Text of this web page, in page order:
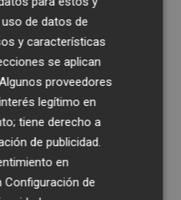
de datos de
y características
se aplican
proveedores
legítimo en
tiene derecho a
de publicidad.
en
Configuración de